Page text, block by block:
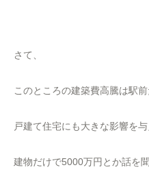
さて、
このところの建築費高騰は駅前
戸建て住宅にも大きな影響を与
建物だけで5000万円とか話を